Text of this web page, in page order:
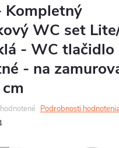
Kompletný
WC set
- WC tlačidlo
- na
Podrobnosti hodnotenia